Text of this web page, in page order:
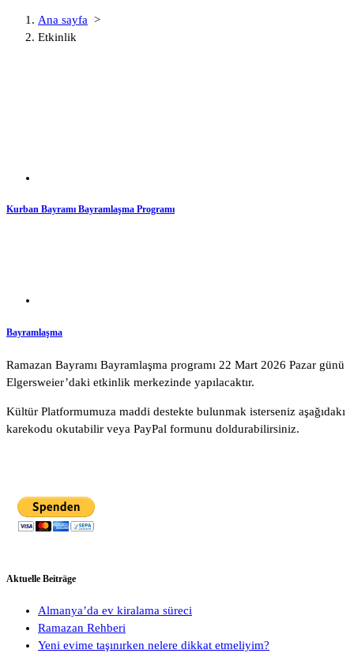
Ana sayfa >
Etkinlik
Kurban Bayramı Bayramlaşma Programı
Bayramlaşma
Ramazan Bayramı Bayramlaşma programı 22 Mart 2026 Pazar günü
Elgersweier’daki etkinlik merkezinde yapılacaktır.
Kültür Platformumuza maddi destekte bulunmak isterseniz aşağıdakı
karekodu okutabilir veya PayPal formunu doldurabilirsiniz.
Aktuelle Beiträge
Almanya’da ev kiralama süreci
Ramazan Rehberi
Yeni evime taşınırken nelere dikkat etmeliyim?